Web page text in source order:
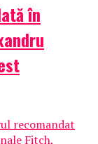
în
recomandat
Fitch,